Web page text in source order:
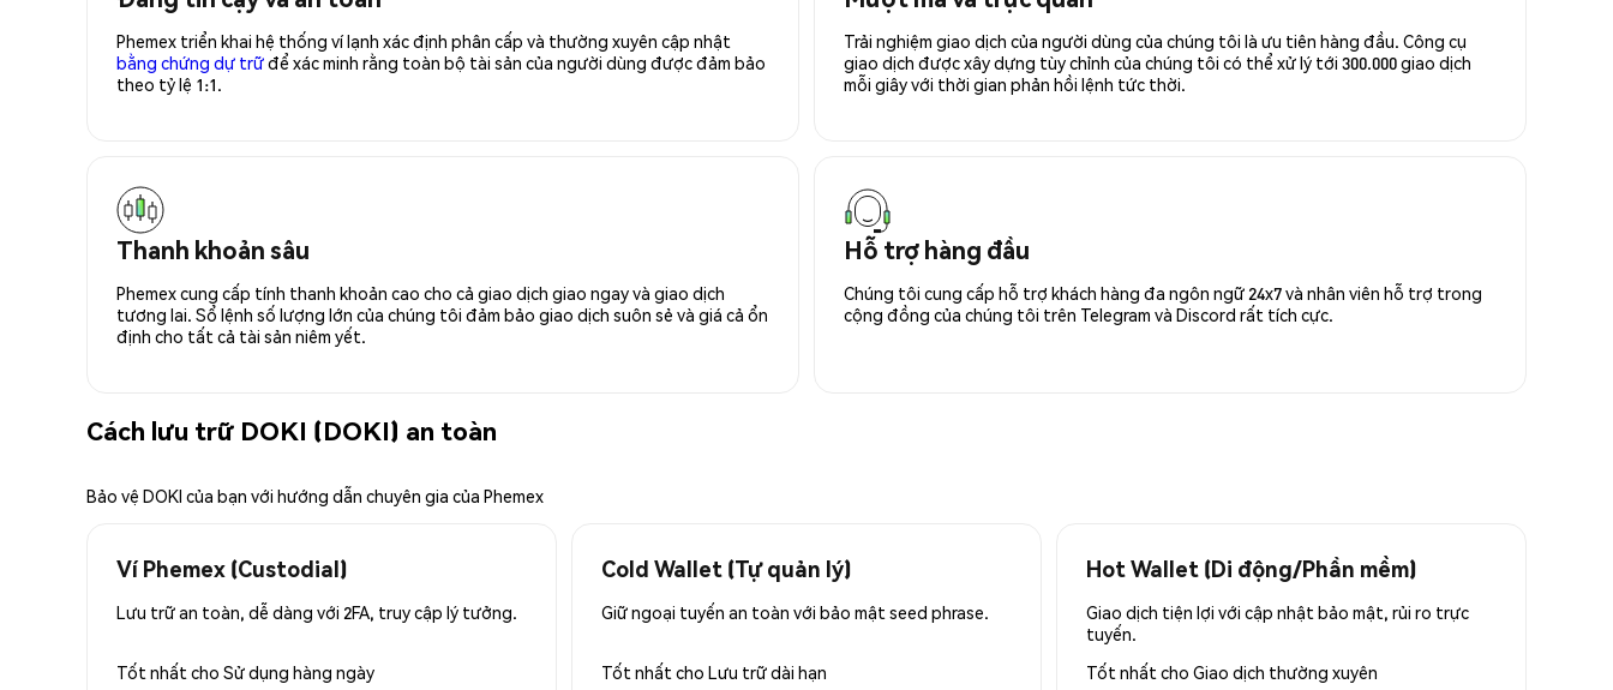
Phemex triển khai hệ thống ví lạnh xác định phân cấp và thường xuyên cập nhật
bằng chứng dự trữđể xác minh rằng toàn bộ tài sản của người dùng được đảm bảo
theo tỷ lệ 1:1.
Trải nghiệm giao dịch của người dùng của chúng tôi là ưu tiên hàng đầu. Công cụ
giao dịch được xây dựng tùy chỉnh của chúng tôi có thể xử lý tới 300.000 giao dịch
mỗi giây với thời gian phản hồi lệnh tức thời.
Thanh khoản sâu
Phemex cung cấp tính thanh khoản cao cho cả giao dịch giao ngay và giao dịch
tương lai. Sổ lệnh số lượng lớn của chúng tôi đảm bảo giao dịch suôn sẻ và giá cả ổn
định cho tất cả tài sản niêm yết.
Hỗ trợ hàng đầu
Chúng tôi cung cấp hỗ trợ khách hàng đa ngôn ngữ 24x7 và nhân viên hỗ trợ trong
cộng đồng của chúng tôi trên Telegram và Discord rất tích cực.
Cách lưu trữ DOKI (DOKI) an toàn
Bảo vệ DOKI của bạn với hướng dẫn chuyên gia của Phemex
Ví Phemex (Custodial)
Lưu trữ an toàn, dễ dàng với 2FA, truy cập lý tưởng.
Tốt nhất cho Sử dụng hàng ngày
Cold Wallet (Tự quản lý)
Giữ ngoại tuyến an toàn với bảo mật seed phrase.
Tốt nhất cho Lưu trữ dài hạn
Hot Wallet (Di động/Phần mềm)
Giao dịch tiện lợi với cập nhật bảo mật, rủi ro trực
tuyến.
Tốt nhất cho Giao dịch thường xuyên